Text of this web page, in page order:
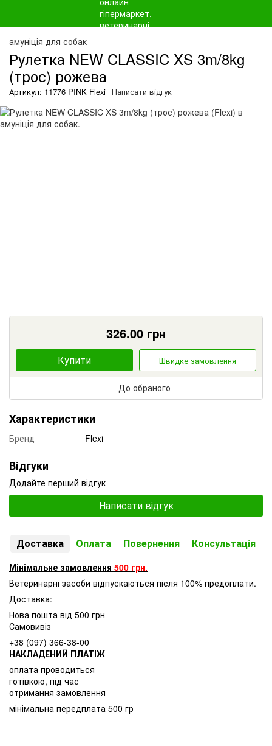
амуніція для собак
Рулетка NEW CLASSIC XS 3m/8kg
(трос) рожева
Артикул: 11776 PINK Flexi Написати відгук
326.00 грн
Купити Швидке замовлення
До обраного
Характеристики
Бренд Flexi
Відгуки
Додайте перший відгук
Написати відгук
Доставка Оплата Повернення Консультація
Мінімальне замовлення 500 грн.
Ветеринарні засоби відпускаються після 100% предоплати.
Доставка:
Нова пошта від 500 грн
Самовивіз
+38 (097) 366-38-00
НАКЛАДЕНИЙ ПЛАТІЖ
оплата проводиться
готівкою, під час
отримання замовлення
мінімальна передплата 500 гр